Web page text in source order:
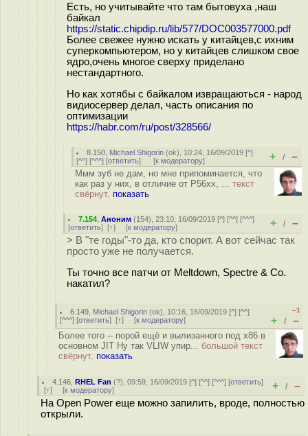
Есть, но учитывайте что там бытовуха ,наш
байкал
https://static.chipdip.ru/lib/577/DOC003577000.pdf
Более свежее нужно искать у китайцев,с ихним
суперкомпьютером, но у китайцев слишком свое
ядро,очень многое сверху приделано
нестандартного.
Но как хотябы с байкалом извращаються - народ
видиосервер делал, часть описания по
оптимизации
https://habr.com/ru/post/328566/
8.150 Michael Shigorin (ok), 10:24, 16/09/2019 [^]
[^^] [^^^] [ответить] [к модератору] + / –
Ммм зуб не дам, но мне припоминается, что
как раз у них, в отличие от P56xx, ... текст
свёрнут, показать
7.154 ,Аноним (154), 23:10, 16/09/2019 [^] [^^] [^^^]
[ответить] [↑] [к модератору] + / –
> В "те годы"-то да, кто спорит. А вот сейчас так
просто уже не получается.
Ты точно все патчи от Meltdown, Spectre & Co.
накатил?
6.149 Michael Shigorin (ok), 10:16, 16/09/2019 [^] [^^]
[^^^] [ответить] [↑] [к модератору]
–1
+ / –
Более того -- порой ещё и вылизанного под x86 в
основном JIT Ну так VLIW упир... большой текст
свёрнут, показать
4.146 ,RHEL Fan (?), 09:59, 16/09/2019 [^] [^^] [^^^] [ответить]
[↑] [к модератору] + / –
На Open Power еще можно запилить, вроде, полностью
открыли.